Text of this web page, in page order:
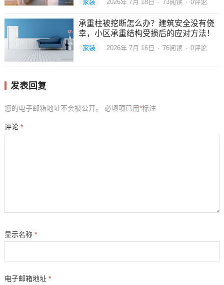
家装 2026年 7月 18日 · 73阅读 · 0评论
承重柱被挖断怎么办？建筑安全没有侥
幸，小区承重结构受损后的应对方法！
家装 2026年 7月 16日 · 76阅读 · 0评论
发表回复
您的电子邮箱地址不会被公开。 必填项已用*标注
评论 *
显示名称 *
电子邮箱地址 *